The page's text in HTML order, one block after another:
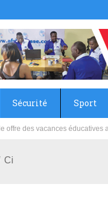
Sécurité Sport
Aboubacar Sangoulé
Ci